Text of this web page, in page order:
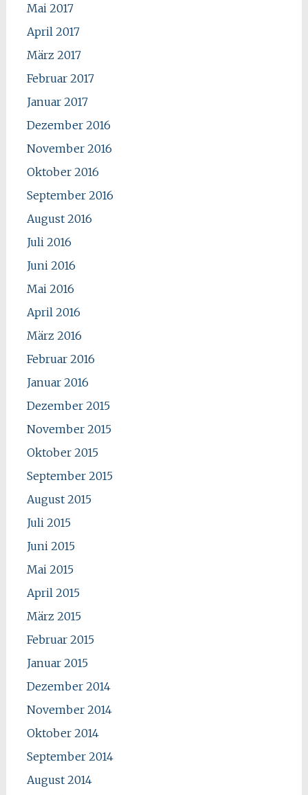
Mai 2017
April 2017
März 2017
Februar 2017
Januar 2017
Dezember 2016
November 2016
Oktober 2016
September 2016
August 2016
Juli 2016
Juni 2016
Mai 2016
April 2016
März 2016
Februar 2016
Januar 2016
Dezember 2015
November 2015
Oktober 2015
September 2015
August 2015
Juli 2015
Juni 2015
Mai 2015
April 2015
März 2015
Februar 2015
Januar 2015
Dezember 2014
November 2014
Oktober 2014
September 2014
August 2014